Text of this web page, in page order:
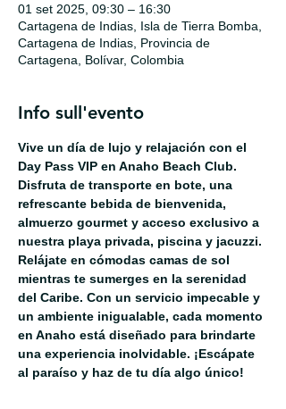
01 set 2025, 09:30 – 16:30
Cartagena de Indias, Isla de Tierra Bomba,
Cartagena de Indias, Provincia de
Cartagena, Bolívar, Colombia
Info sull'evento
Vive un día de lujo y relajación con el
Day Pass VIP en Anaho Beach Club.
Disfruta de transporte en bote, una
refrescante bebida de bienvenida,
almuerzo gourmet y acceso exclusivo a
nuestra playa privada, piscina y jacuzzi.
Relájate en cómodas camas de sol
mientras te sumerges en la serenidad
del Caribe. Con un servicio impecable y
un ambiente inigualable, cada momento
en Anaho está diseñado para brindarte
una experiencia inolvidable. ¡Escápate
al paraíso y haz de tu día algo único!